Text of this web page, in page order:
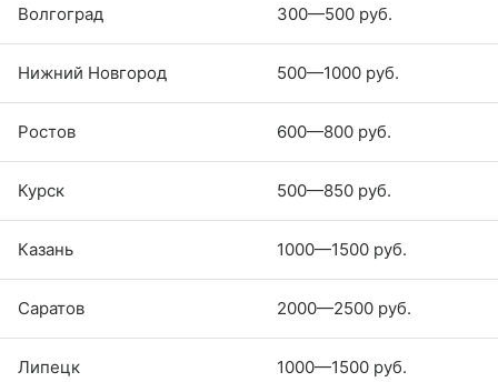
Волгоград 300—500 руб.
Нижний Новгород 500—1000 руб.
Ростов 600—800 руб.
Курск 500—850 руб.
Казань 1000—1500 руб.
Саратов 2000—2500 руб.
Липецк 1000—1500 руб.